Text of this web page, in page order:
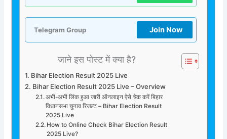
Telegram Group Join Now
जाने इस पोस्ट में क्या है?
Bihar Election Result 2025 Live
Bihar Election Result 2025 Live – Overview
अभी-अभी लिंक हुआ जारी ऑनलाइन ऐसे चेक करें बिहार
विधानसभा चुनाव रिजल्ट – Bihar Election Result
2025 Live
How to Online Check Bihar Election Result
2025 Live?